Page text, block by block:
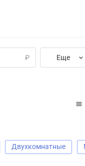
₽ Еще
Двухкомнатные